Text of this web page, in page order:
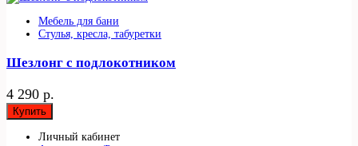
Мебель для бани
Стулья, кресла, табуретки
Шезлонг с подлокотником
4 290 р.
Купить
Личный кабинет